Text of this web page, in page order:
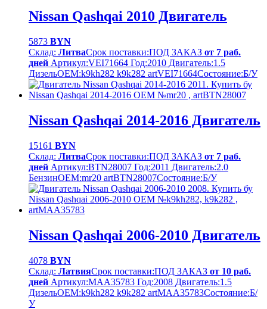
Nissan Qashqai 2010 Двигатель
5873 BYN
Склад: ЛитваСрок поставки:ПОД ЗАКАЗ от 7 раб.
дней Артикул:VEI71664 Год:2010 Двигатель:1.5
ДизельOEM:k9kh282 k9k282 artVEI71664Cостояние:Б/У
Nissan Qashqai 2014-2016 Двигатель
15161 BYN
Склад: ЛитваСрок поставки:ПОД ЗАКАЗ от 7 раб.
дней Артикул:BTN28007 Год:2011 Двигатель:2.0
БензинOEM:mr20 artBTN28007Cостояние:Б/У
Nissan Qashqai 2006-2010 Двигатель
4078 BYN
Склад: ЛатвияСрок поставки:ПОД ЗАКАЗ от 10 раб.
дней Артикул:MAA35783 Год:2008 Двигатель:1.5
ДизельOEM:k9kh282 k9k282 artMAA35783Cостояние:Б/
У